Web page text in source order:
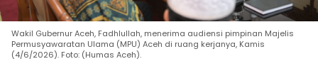
Wakil Gubernur Aceh, Fadhlullah, menerima audiensi pimpinan Majelis
Permusyawaratan Ulama (MPU) Aceh di ruang kerjanya, Kamis
(4/6/2026). Foto: (Humas Aceh).